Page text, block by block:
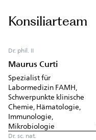
Konsiliarteam
Dr. phil. II
Maurus Curti
Spezialist für
Labormedizin FAMH,
Schwerpunkte klinische
Chemie, Hämatologie,
Immunologie,
Mikrobiologie
Dr. sc. nat.